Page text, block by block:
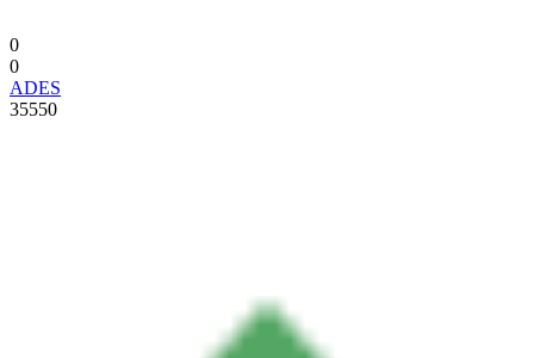
0
0
ADES
35550